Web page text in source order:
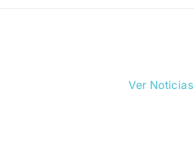
Ver Noticias